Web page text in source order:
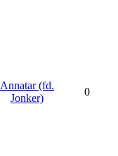
Annatar (fd.
Jonker)
0